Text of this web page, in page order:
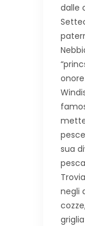
dalle
sua
negli